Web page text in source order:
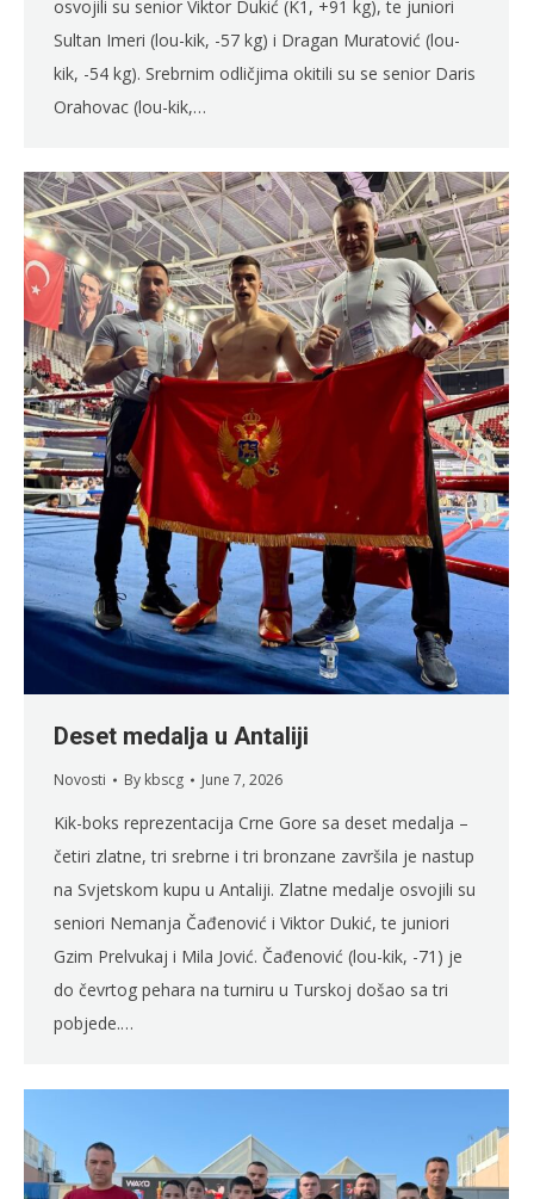
osvojili su senior Viktor Dukić (K1, +91 kg), te juniori
Sultan Imeri (lou-kik, -57 kg) i Dragan Muratović (lou-
kik, -54 kg). Srebrnim odličjima okitili su se senior Daris
Orahovac (lou-kik,…
Deset medalja u Antaliji
Novosti By kbscg June 7, 2026
Kik-boks reprezentacija Crne Gore sa deset medalja –
četiri zlatne, tri srebrne i tri bronzane završila je nastup
na Svjetskom kupu u Antaliji. Zlatne medalje osvojili su
seniori Nemanja Čađenović i Viktor Dukić, te juniori
Gzim Prelvukaj i Mila Jović. Čađenović (lou-kik, -71) je
do čevrtog pehara na turniru u Turskoj došao sa tri
pobjede.…